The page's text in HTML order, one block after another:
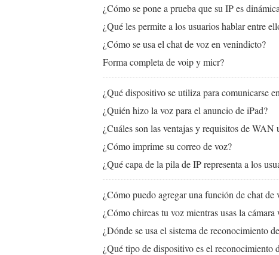
¿Cómo se pone a prueba que su IP es
¿Qué les permite a los usuarios hablar entre
¿Cómo se usa el chat de voz en venindicto?
Forma completa de voip y micr?
¿Qué dispositivo se utiliza para comunicarse
¿Quién hizo la voz para el anuncio de iPad?
¿Cuáles son las ventajas y requisitos de WAN
¿Cómo imprime su correo de voz?
¿Qué capa de la pila de IP representa a los
¿Cómo puedo agregar una función de chat
¿Cómo chireas tu voz mientras usas la cámara
¿Dónde se usa el sistema de reconocimiento
¿Qué tipo de dispositivo es el reconocimiento